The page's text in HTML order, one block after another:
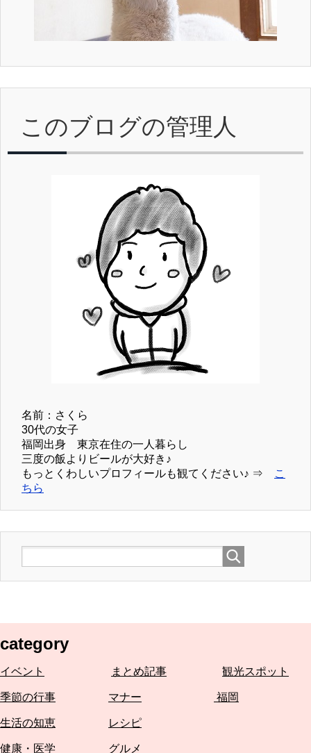
このブログの管理人
名前：さくら
30代の女子
福岡出身 東京在住の一人暮らし
三度の飯よりビールが大好き♪
もっとくわしいプロフィールも観てください♪ ⇒
こ
ちら
category
イベント まとめ記事 観光スポット
季節の行事 マナー 福岡
生活の知恵 レシピ
健康・医学 グルメ